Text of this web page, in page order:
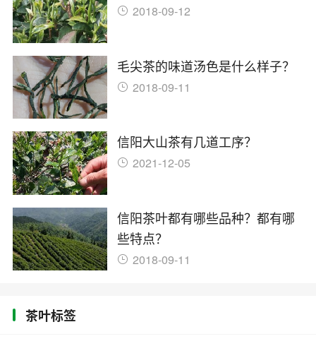
2018-09-12
毛尖茶的味道汤色是什么样子？
2018-09-11
信阳大山茶有几道工序？
2021-12-05
信阳茶叶都有哪些品种？都有哪
些特点？
2018-09-11
茶叶标签